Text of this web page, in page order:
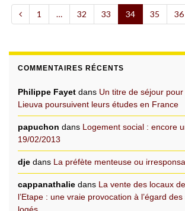
1 … 32 33 34 35 36
COMMENTAIRES RÉCENTS
Philippe Fayet dans Un titre de séjour pour
Lieuva poursuivent leurs études en France
papuchon dans Logement social : encore
19/02/2013
dje dans La préfète menteuse ou
cappanathalie dans La vente des locaux
l’Etape : une vraie provocation à l’égard
logés